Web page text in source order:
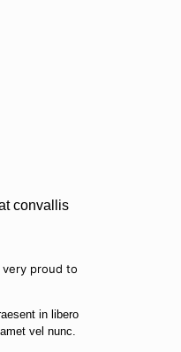
convallis
proud to
in libero
vel nunc.